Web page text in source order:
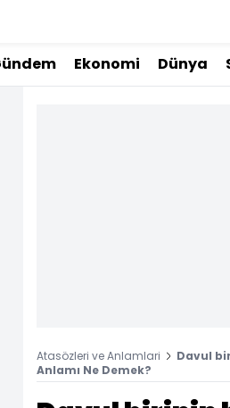
Ekonomi Dünya
Atasözleri ve Anlamlari
Davul
Anlamı Ne Demek?